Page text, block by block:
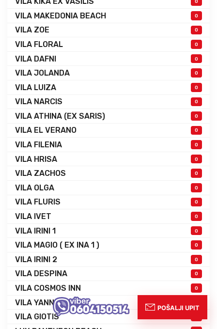
0
VILA MAKEDONIA BEACH 0
VILA ZOE 0
VILA FLORAL 0
VILA DAFNI 0
VILA JOLANDA 0
VILA LUIZA 0
VILA NARCIS 0
VILA ATHINA (EX SARIS) 0
VILA EL VERANO 0
VILA FILENIA 0
VILA HRISA 0
VILA ZACHOS 0
VILA OLGA 0
VILA FLURIS 0
VILA IVET 0
VILA IRINI 1 0
VILA MAGIO ( EX INA 1 ) 0
VILA IRINI 2 0
VILA DESPINA 0
VILA COSMOS INN 0
VILA YANNIS
VILA GIOTIS